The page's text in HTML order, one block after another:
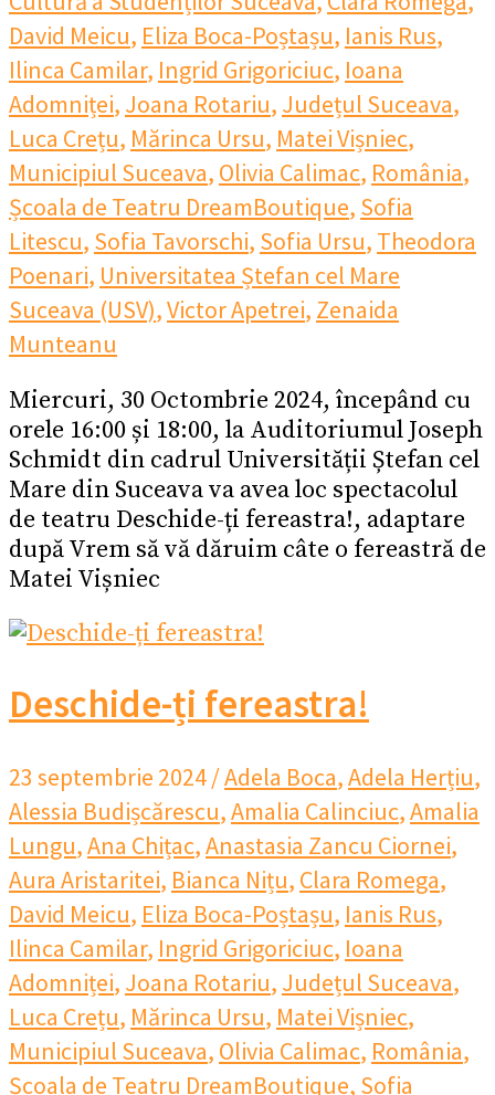
David Meicu, Eliza Boca-Poștașu, Ianis Rus,
Ilinca Camilar, Ingrid Grigoriciuc, Ioana
Adomniței, Joana Rotariu, Județul Suceava,
Luca Crețu, Mărinca Ursu, Matei Vișniec,
Municipiul Suceava, Olivia Calimac, România,
Școala de Teatru DreamBoutique, Sofia
Litescu, Sofia Tavorschi, Sofia Ursu, Theodora
Poenari, Universitatea Ștefan cel Mare
Suceava (USV),Victor Apetrei, Zenaida
Munteanu
Miercuri, 30 Octombrie 2024, începând cu
orele 16:00 și 18:00, la Auditoriumul Joseph
Schmidt din cadrul Universității Ștefan cel
Mare din Suceava va avea loc spectacolul
de teatru Deschide-ți fereastra!, adaptare
după Vrem să vă dăruim câte o fereastră de
Matei Vișniec
Deschide-ți fereastra!
23 septembrie 2024/Adela Boca,Adela Herțiu,
Alessia Budișcărescu,Amalia Calinciuc,Amalia
Lungu,Ana Chițac,Anastasia Zancu Ciornei,
Aura Aristaritei, Bianca Nițu, Clara Romega,
David Meicu, Eliza Boca-Poștașu, Ianis Rus,
Ilinca Camilar, Ingrid Grigoriciuc, Ioana
Adomniței, Joana Rotariu, Județul Suceava,
Luca Crețu, Mărinca Ursu, Matei Vișniec,
Municipiul Suceava, Olivia Calimac, România,
Școala de Teatru DreamBoutique, Sofia